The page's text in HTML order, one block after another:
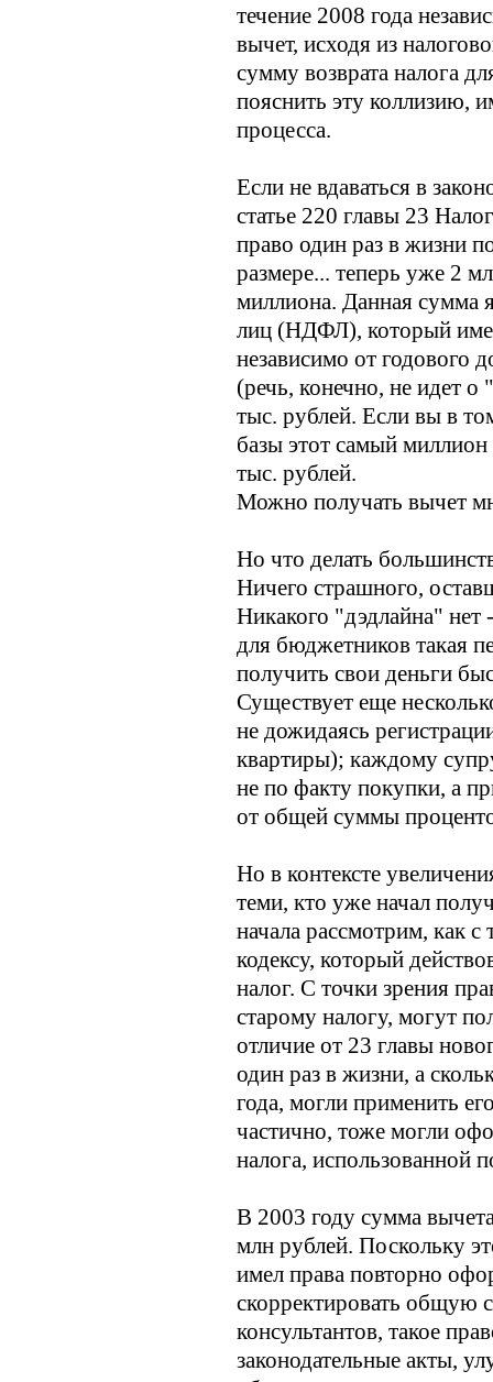
течение 2008 года
вычет, исходя из
сумму возврата налога
пояснить эту коллизию,
процесса.
Если не вдаваться в
статье 220 главы 23
право один раз в жизни
размере... теперь уже 2
миллиона. Данная сумма
лиц (НДФЛ), который
независимо от годового
(речь, конечно, не идет
тыс. рублей. Если вы в
базы этот самый миллион
тыс. рублей.
Можно получать вычет
Но что делать
Ничего страшного,
Никакого "дэдлайна" нет
для бюджетников такая
получить свои деньги
Существует еще
не дожидаясь
квартиры); каждому
не по факту покупки, а
от общей суммы
Но в контексте
теми, кто уже начал
начала рассмотрим, как
кодексу, который
налог. С точки зрения
старому налогу, могут
отличие от 23 главы
один раз в жизни, а
года, могли применить
частично, тоже могли
налога, использованной
В 2003 году сумма
млн рублей. Поскольку
имел права повторно
скорректировать общую
консультантов, такое
законодательные акты,